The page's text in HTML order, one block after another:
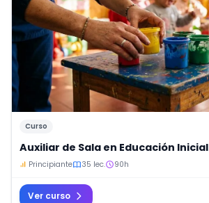
Curso
Auxiliar de Sala en Educación Inicial
Principiante 35 lec. 90h
Ver curso